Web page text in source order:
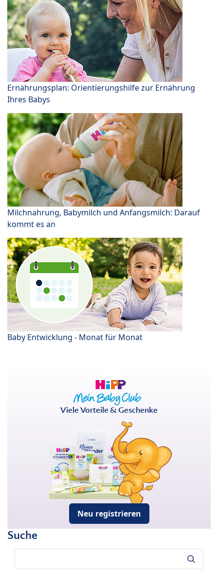
Ernährungsplan: Orientierungshilfe zur Ernährung
Ihres Babys
Milchnahrung, Babymilch und Anfangsmilch: Darauf
kommt es an
Baby Entwicklung - Monat für Monat
Viele Vorteile & Geschenke
Neu registrieren
Suche